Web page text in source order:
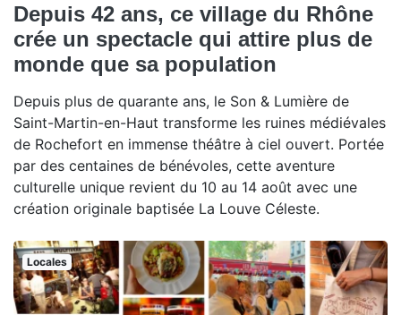
Depuis 42 ans, ce village du Rhône
crée un spectacle qui attire plus de
monde que sa population
Depuis plus de quarante ans, le Son & Lumière de
Saint-Martin-en-Haut transforme les ruines médiévales
de Rochefort en immense théâtre à ciel ouvert. Portée
par des centaines de bénévoles, cette aventure
culturelle unique revient du 10 au 14 août avec une
création originale baptisée La Louve Céleste.
Locales